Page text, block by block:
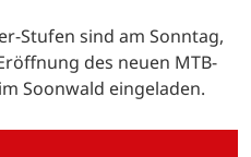
Stufen sind am Sonntag,
des neuen MTB-
Soonwald eingeladen.